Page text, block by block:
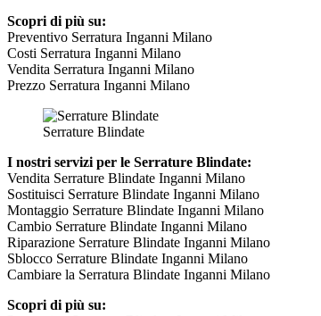
Scopri di più su:
Preventivo Serratura Inganni Milano
Costi Serratura Inganni Milano
Vendita Serratura Inganni Milano
Prezzo Serratura Inganni Milano
Serrature Blindate
I nostri servizi per le Serrature Blindate:
Vendita Serrature Blindate Inganni Milano
Sostituisci Serrature Blindate Inganni Milano
Montaggio Serrature Blindate Inganni Milano
Cambio Serrature Blindate Inganni Milano
Riparazione Serrature Blindate Inganni Milano
Sblocco Serrature Blindate Inganni Milano
Cambiare la Serratura Blindate Inganni Milano
Scopri di più su: